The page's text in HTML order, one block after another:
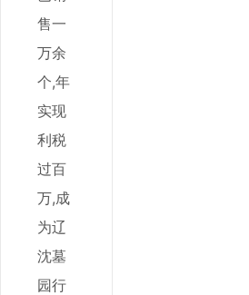
售一
万余
个,年
实现
利税
过百
万,成
为辽
沈墓
园行